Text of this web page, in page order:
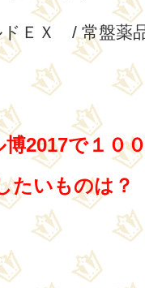
ドＥＸ / 常盤薬
2017で１０
たいものは？